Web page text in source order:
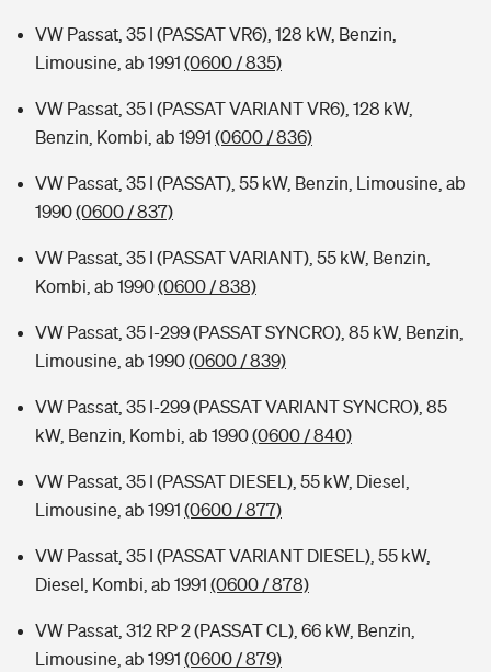
VW Passat, 35 I (PASSAT VR6), 128 kW, Benzin,
Limousine, ab 1991 (0600 / 835)
VW Passat, 35 I (PASSAT VARIANT VR6), 128 kW,
Benzin, Kombi, ab 1991 (0600 / 836)
VW Passat, 35 I (PASSAT), 55 kW, Benzin, Limousine, ab
1990(0600 / 837)
VW Passat, 35 I (PASSAT VARIANT), 55 kW, Benzin,
Kombi, ab 1990(0600 / 838)
VW Passat, 35 I-299 (PASSAT SYNCRO), 85 kW, Benzin,
Limousine, ab 1990(0600 / 839)
VW Passat, 35 I-299 (PASSAT VARIANT SYNCRO), 85
kW, Benzin, Kombi, ab 1990(0600 / 840)
VW Passat, 35 I (PASSAT DIESEL), 55 kW, Diesel,
Limousine, ab 1991 (0600 / 877)
VW Passat, 35 I (PASSAT VARIANT DIESEL), 55 kW,
Diesel, Kombi, ab 1991 (0600 / 878)
VW Passat, 312 RP 2 (PASSAT CL), 66 kW, Benzin,
Limousine, ab 1991 (0600 / 879)